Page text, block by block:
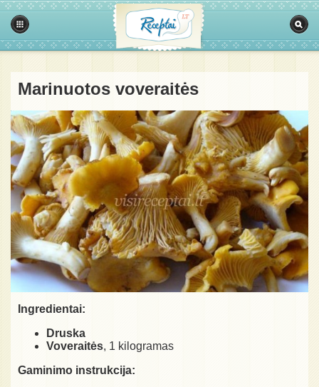
Marinuotos voveraitės
Ingredientai:
Druska
Voveraitės, 1 kilogramas
Gaminimo instrukcija: